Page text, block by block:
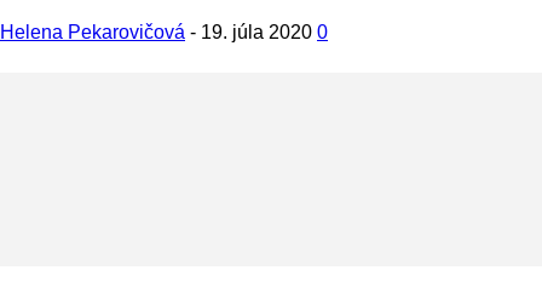
Helena Pekarovičová - 19. júla 2020 0